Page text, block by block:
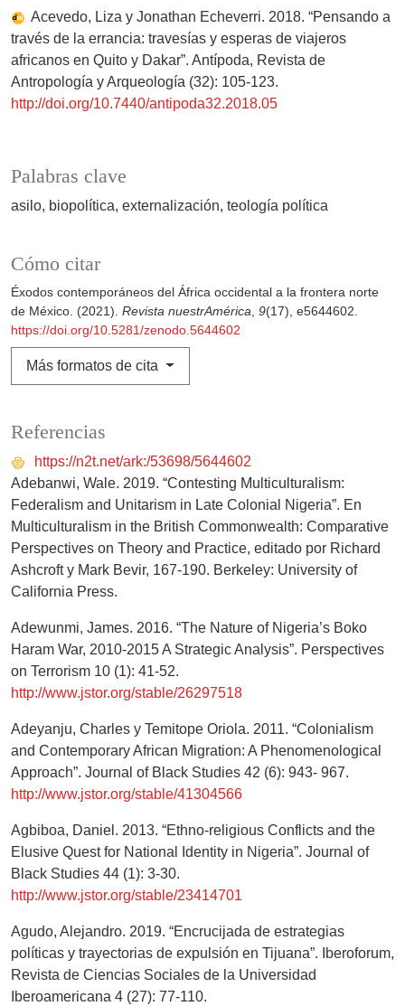
Palabras clave
asilo biopolítica externalización teología política
Acevedo, Liza y Jonathan Echeverri. 2018. “Pensando a
través de la errancia: travesías y esperas de viajeros
africanos en Quito y Dakar”. Antípoda, Revista de
Antropología y Arqueología (32): 105-123.
http://doi.org/10.7440/antipoda32.2018.05
Cómo citar
Éxodos contemporáneos del África occidental a la frontera norte
de México. (2021). Revista nuestrAmérica, 9(17), e5644602.
https://doi.org/10.5281/zenodo.5644602
Más formatos de cita
Referencias
https://n2t.net/ark:/53698/5644602
Adebanwi, Wale. 2019. “Contesting Multiculturalism:
Federalism and Unitarism in Late Colonial Nigeria”. En
Multiculturalism in the British Commonwealth: Comparative
Perspectives on Theory and Practice, editado por Richard
Ashcroft y Mark Bevir, 167-190. Berkeley: University of
California Press.
Adewunmi, James. 2016. “The Nature of Nigeria’s Boko
Haram War, 2010-2015 A Strategic Analysis”. Perspectives
on Terrorism 10 (1): 41-52.
http://www.jstor.org/stable/26297518
Adeyanju, Charles y Temitope Oriola. 2011. “Colonialism
and Contemporary African Migration: A Phenomenological
Approach”. Journal of Black Studies 42 (6): 943- 967.
http://www.jstor.org/stable/41304566
Agbiboa, Daniel. 2013. “Ethno-religious Conflicts and the
Elusive Quest for National Identity in Nigeria”. Journal of
Black Studies 44 (1): 3-30.
http://www.jstor.org/stable/23414701
Agudo, Alejandro. 2019. “Encrucijada de estrategias
políticas y trayectorias de expulsión en Tijuana”. Iberoforum,
Revista de Ciencias Sociales de la Universidad
Iberoamericana 4 (27): 77-110.